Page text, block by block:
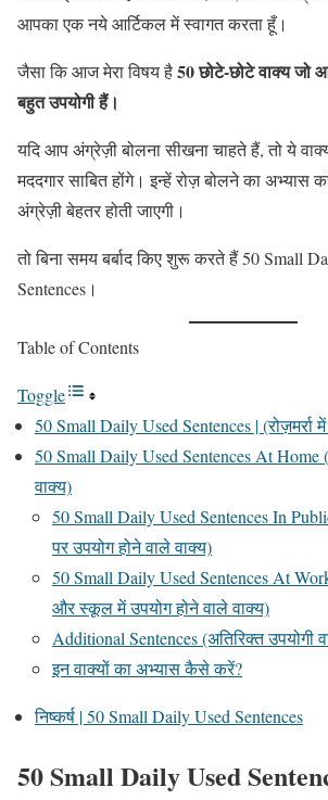
आपका एक नये आर्टिकल में स्वागत करता हूँ।
जैसा कि आज मेरा विषय है50 छोटे-छोटे वाक्य जो
बहुत उपयोगी हैं।
यदि आप अंग्रेज़ी बोलना सीखना चाहते हैं, तो ये
मददगार साबित होंगे। इन्हें रोज़ बोलने का अभ्यास
अंग्रेज़ी बेहतर होती जाएगी।
तो बिना समय बर्बाद किए शुरू करते हैं 50 Small
Sentences।
Table of Contents
Toggle
50 Small Daily Used Sentences | (रोज़मर्रा
50 Small Daily Used Sentences At Home
वाक्य)
50 Small Daily Used Sentences In
पर उपयोग होने वाले वाक्य)
50 Small Daily Used Sentences At
और स्कूल में उपयोग होने वाले वाक्य)
Additional Sentences (अतिरिक्त उपयोगी
इन वाक्यों का अभ्यास कैसे करें?
निष्कर्ष | 50 Small Daily Used Sentences
50 Small Daily Used